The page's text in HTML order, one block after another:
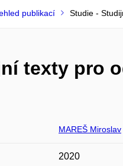
publikací Studie -
texty pro
MAREŠ Miroslav
2020